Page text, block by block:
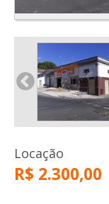
Locação
R$ 2.300,00